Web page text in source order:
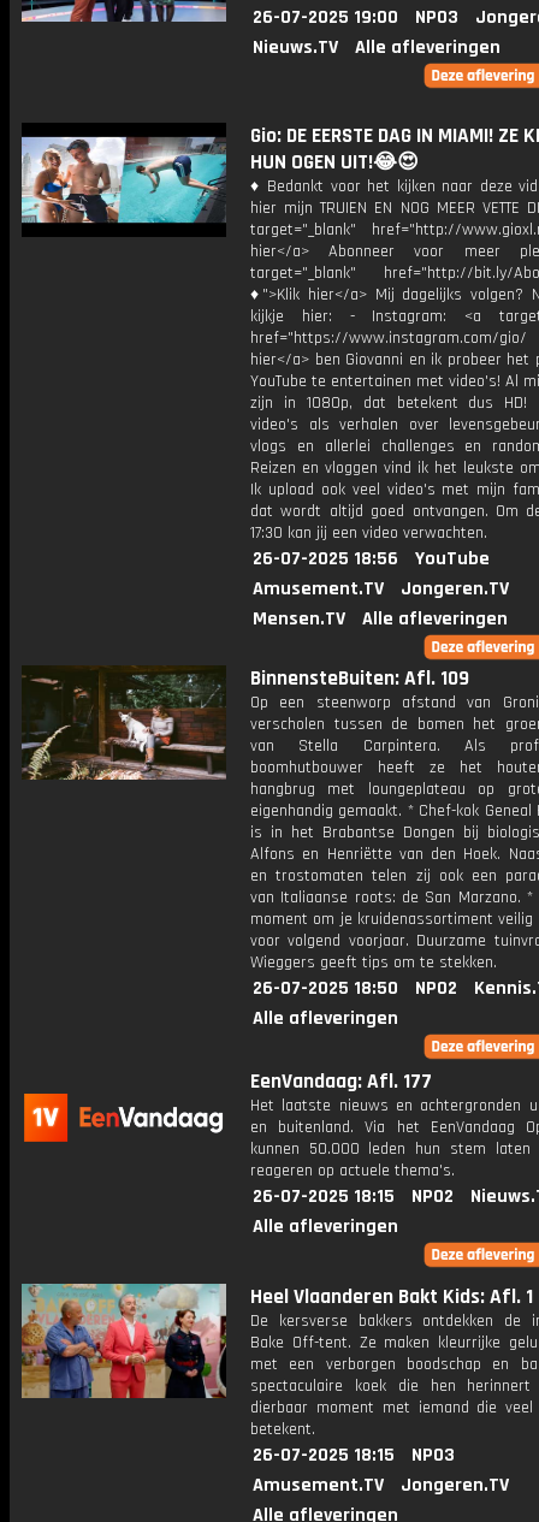
26-07-2025 19:00 NPO3
Nieuws.TV
Alle afleveringen
Gio: DE EERSTE DAG IN MIAMI! ZE
HUN OGEN UIT!😂😍
♦ Bedankt voor het kijken naar deze
hier mijn TRUIEN EN NOG MEER VETTE
target="_blank" href="http://
hier</a> Abonneer voor meer
target="_blank" href="http://bit.ly/
♦">Klik hier</a> Mij dagelijks volgen?
kijkje hier: - Instagram: <a
href="https://www.instagram.com/
hier</a> ben Giovanni en ik probeer het
YouTube te entertainen met video's! Al
zijn in 1080p, dat betekent dus HD!
video's als verhalen over
vlogs en allerlei challenges en
Reizen en vloggen vind ik het leukste
Ik upload ook veel video's met mijn
dat wordt altijd goed ontvangen. Om
17:30 kan jij een video verwachten.
26-07-2025 18:56
YouTube
Amusement.TV
Jongeren.TV
Mensen.TV
Alle afleveringen
BinnensteBuiten: Afl. 109
Op een steenworp afstand van
verscholen tussen de bomen het
van Stella Carpintera. Als
boomhutbouwer heeft ze het
hangbrug met loungeplateau op
eigenhandig gemaakt. * Chef-kok Geneal
is in het Brabantse Dongen bij
Alfons en Henriëtte van den Hoek.
en trostomaten telen zij ook een
van Italiaanse roots: de San Marzano.
moment om je kruidenassortiment
voor volgend voorjaar. Duurzame
Wieggers geeft tips om te stekken.
26-07-2025 18:50 NPO2
Alle afleveringen
EenVandaag: Afl. 177
Het laatste nieuws en achtergronden
en buitenland. Via het EenVandaag
kunnen 50.000 leden hun stem laten
reageren op actuele thema's.
26-07-2025 18:15 NPO2
Alle afleveringen
Heel Vlaanderen Bakt Kids: Afl. 1
De kersverse bakkers ontdekken de
Bake Off-tent. Ze maken kleurrijke
met een verborgen boodschap en
spectaculaire koek die hen
dierbaar moment met iemand die
betekent.
26-07-2025 18:15
NPO3
Amusement.TV
Jongeren.TV
Alle afleveringen